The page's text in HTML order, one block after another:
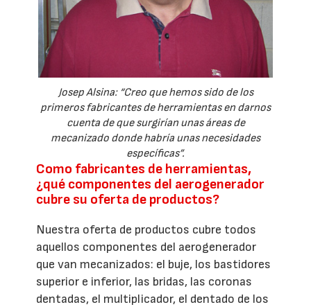
Josep Alsina: “Creo que hemos sido de los
primeros fabricantes de herramientas en darnos
cuenta de que surgirían unas áreas de
mecanizado donde habría unas necesidades
específicas”.
Como fabricantes de herramientas,
¿qué componentes del aerogenerador
cubre su oferta de productos?
Nuestra oferta de productos cubre todos
aquellos componentes del aerogenerador
que van mecanizados: el buje, los bastidores
superior e inferior, las bridas, las coronas
dentadas, el multiplicador, el dentado de los